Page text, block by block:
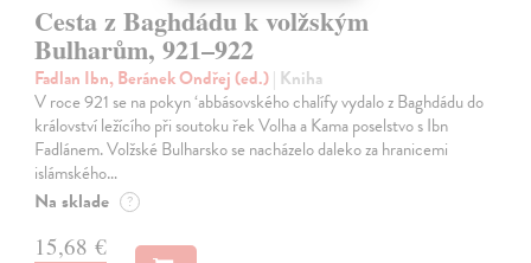
Cesta z Baghdádu k volžským
Bulharům, 921–922
Fadlan Ibn, Beránek Ondřej (ed.)| Kniha
V roce 921 se na pokyn ‘abbásovského chalífy vydalo z Baghdádu do
království ležícího při soutoku řek Volha a Kama poselstvo s Ibn
Fadlánem. Volžské Bulharsko se nacházelo daleko za hranicemi
islámského…
Na sklade ?
15,68 €